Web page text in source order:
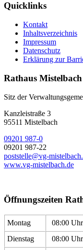
Quicklinks
Kontakt
Inhaltsverzeichnis
Impressum
Datenschutz
Erklärung zur
Rathaus Mistelbach
Sitz der
Kanzleistraße 3
95511 Mistelbach
09201 987-0
09201 987-22
poststelle@vg-
www.vg-mistelbach.de
Öffnungszeiten
Montag 08:00
Dienstag
08:00